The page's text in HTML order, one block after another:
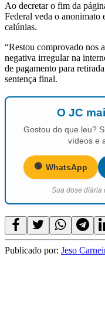
Ao decretar o fim da
Federal veda o anonimato
calúnias.
“Restou comprovado nos
negativa irregular na
de pagamento para
sentença final.
O JC
Gostou do que leu?
vídeos e
🟢 WhatsApp
Sua dose diária
Publicado por: Jeso